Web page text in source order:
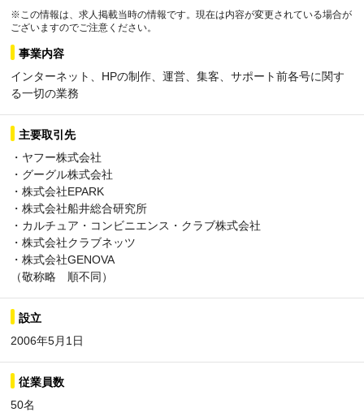
※この情報は、求人掲載当時の情報です。現在は内容が変更されている場合が
ございますのでご注意ください。
事業内容
インターネット、HPの制作、運営、集客、サポート前各号に関す
る一切の業務
主要取引先
・ヤフー株式会社
・グーグル株式会社
・株式会社EPARK
・株式会社船井総合研究所
・カルチュア・コンビニエンス・クラブ株式会社
・株式会社クラブネッツ
・株式会社GENOVA
（敬称略 順不同）
設立
2006年5月1日
従業員数
50名